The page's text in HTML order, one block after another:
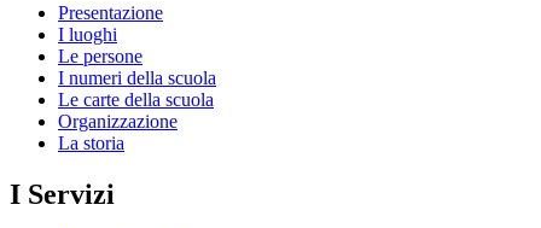
Presentazione
I luoghi
Le persone
I numeri della scuola
Le carte della scuola
Organizzazione
La storia
I Servizi